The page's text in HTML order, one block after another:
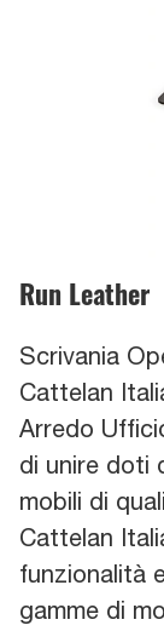
Run Leather
Scrivania
Cattelan
Arredo
di unire doti
mobili di
Cattelan
funzionalità
gamme di